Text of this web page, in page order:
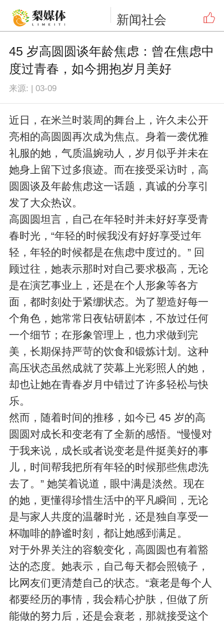
新闻社会
45 岁高圆圆谈年龄焦虑：曾在焦虑中
度过青春，如今拥抱岁月美好​
来源: |03-09
近日，在米兰时装周的舞台上，许久未公开
亮相的高圆圆再次成为焦点。身着一袭优雅
礼服的她，气质温婉动人，岁月似乎并未在
她身上留下过多痕迹。而在接受采访时，高
圆圆谈及年龄焦虑这一话题，真诚的分享引
发了大众热议。​
高圆圆坦言，自己在年轻时并未好好享受青
春时光，“年轻的时候我没有好好享受过年
轻，年轻的时候都是在焦虑中度过的。” 回
顾过往，她表示那时对自己要求极高，无论
是在演艺事业上，还是在个人形象等各方
面，都时刻处于紧绷状态。为了塑造好每一
个角色，她常常日夜钻研剧本，不放过任何
一个细节；在形象管理上，也力求做到完
美，长期保持严苛的饮食和锻炼计划。这种
高压状态虽然成就了荧幕上光彩照人的她，
却也让她在青春岁月中错过了许多轻松与快
乐。​
然而，随着时间的推移，如今已 45 岁的高
圆圆对成长和变老有了全新的感悟。“慢慢对
于我来说，成长或者说变老是件挺美好的事
儿，时间帮我把所有年轻的时候那些焦虑洗
去了。” 她笑着说道，眼中满是淡然。现在
的她，更懂得珍惜生活中的平凡瞬间，无论
是与家人共度的温馨时光，还是独自享受一
杯咖啡的静谧时刻，都让她感到满足。​
对于外界关注的容貌变化，高圆圆也有着豁
达的态度。她表示，自己每天都会照镜子，
比网友们更清楚自己的状态。“衰老是每个人
都要经历的事情，我会精心护肤，但做了所
能做的努力后，还是会衰老，那就接受这个